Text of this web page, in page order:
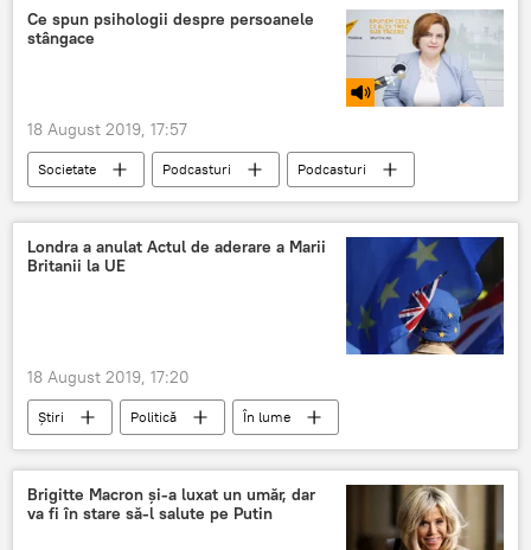
Ce spun psihologii despre persoanele
stângace
18 August 2019, 17:57
Societate Podcasturi
Podcasturi
Știri
Republica Moldova
Londra a anulat Actul de aderare a Marii
Britanii la UE
18 August 2019, 17:20
Știri Politică
În lume
Marea Britanie
Brexit
Uniunea Europeana
anulare
Brigitte Macron și-a luxat un umăr, dar
va fi în stare să-l salute pe Putin